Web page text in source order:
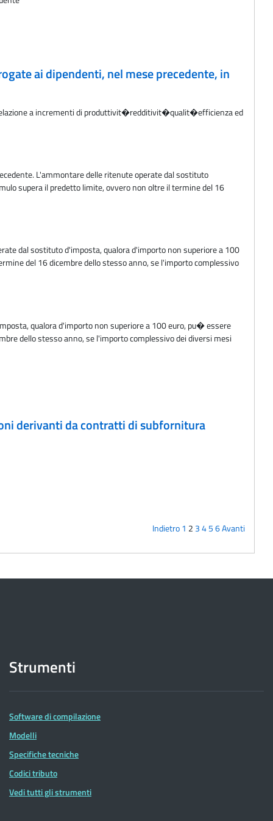
ai dipendenti, nel mese precedente, in
a incrementi di produttivit�redditivit�qualit�efficienza ed
L'ammontare delle ritenute operate dal sostituto
supera il predetto limite, ovvero non oltre il termine del 16
dal sostituto d'imposta, qualora d'importo non superiore a 100
del 16 dicembre dello stesso anno, se l'importo complessivo
qualora d'importo non superiore a 100 euro, pu� essere
dello stesso anno, se l'importo complessivo dei diversi mesi
derivanti da contratti di subfornitura
Indietro1 2 3456Avanti
Strumenti
Software di compilazione
Modelli
Specifiche tecniche
Codici tributo
Vedi tutti gli strumenti